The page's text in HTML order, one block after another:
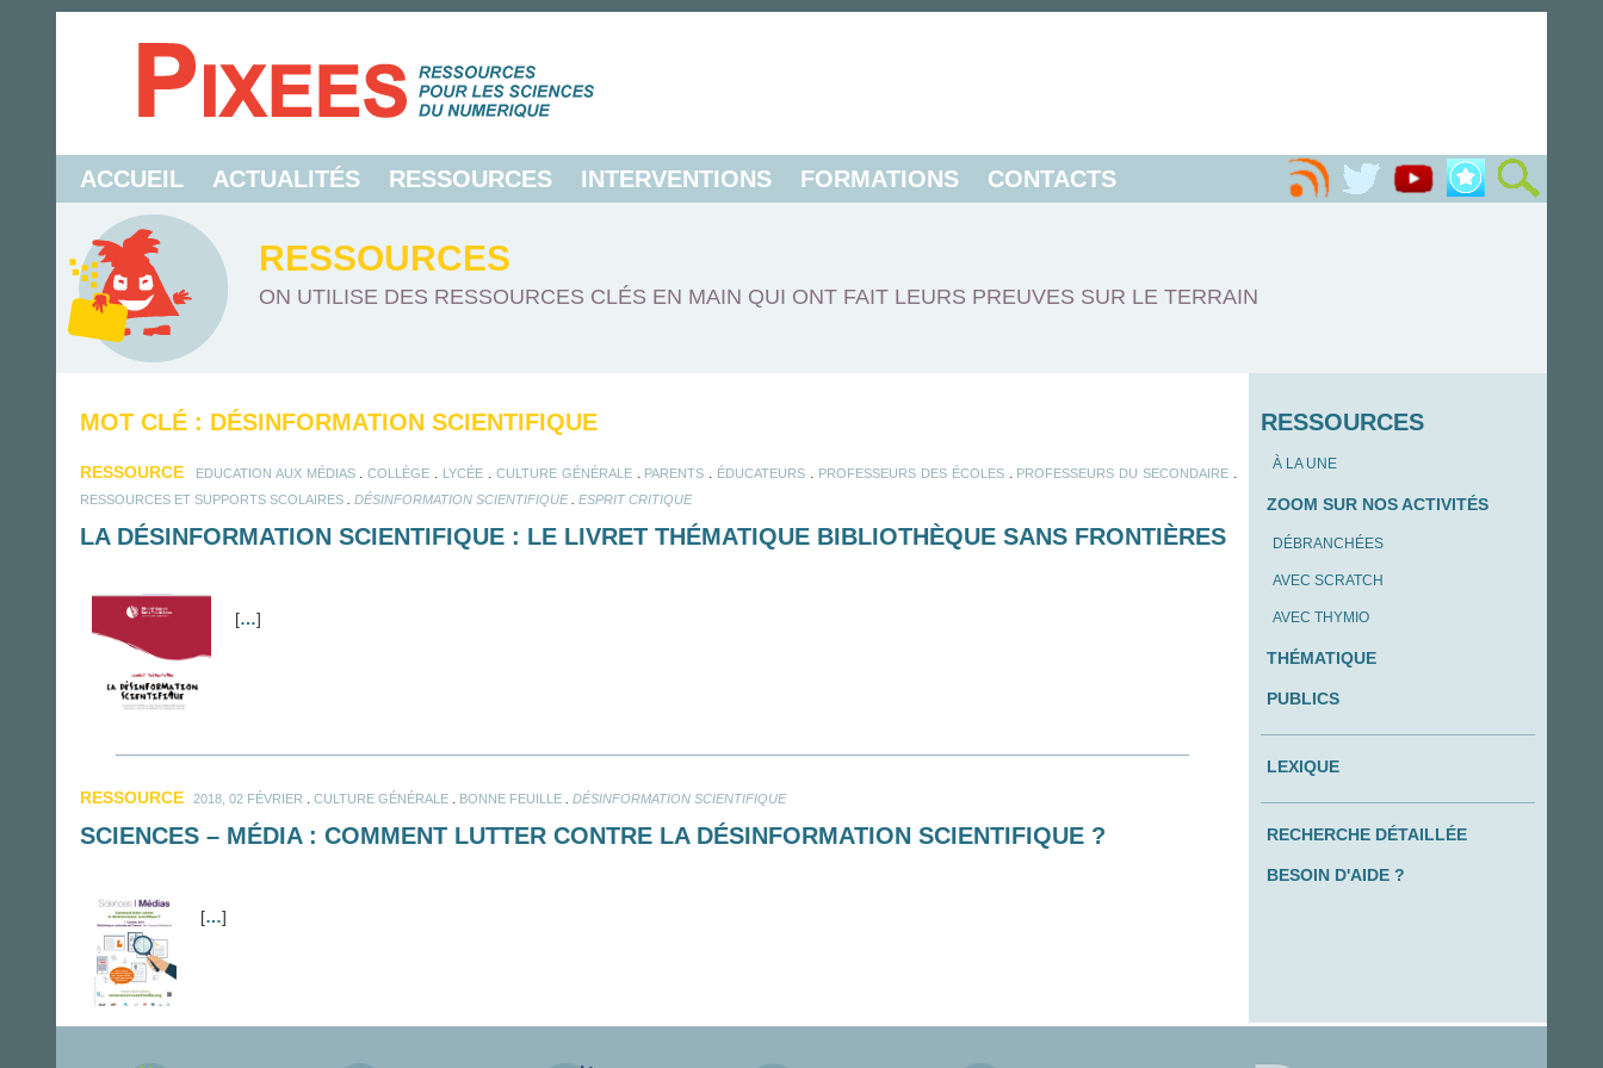
ACCUEIL ACTUALITÉS RESSOURCES INTERVENTIONS FORMATIONS CONTACTS
RESSOURCES
ON UTILISE DES RESSOURCES CLÉS EN MAIN QUI ONT FAIT LEURS PREUVES SUR LE TERRAIN
MOT CLÉ : DÉSINFORMATION SCIENTIFIQUE
RESSOURCE EDUCATION AUX MÉDIAS.COLLÈGE LYCÉE CULTURE GÉNÉRALE. PARENTS ÉDUCATEURS PROFESSEURS DES ÉCOLES. PROFESSEURS DU SECONDAIRE
RESSOURCES ET SUPPORTS SCOLAIRES DÉSINFORMATION SCIENTIFIQUE. ESPRIT CRITIQUE
LA DÉSINFORMATION SCIENTIFIQUE : LE LIVRET THÉMATIQUE BIBLIOTHÈQUE SANS FRONTIÈRES
[…]
RESSOURCE 2018, 02 FÉVRIER CULTURE GÉNÉRALE BONNE FEUILLE DÉSINFORMATION SCIENTIFIQUE
SCIENCES – MÉDIA : COMMENT LUTTER CONTRE LA DÉSINFORMATION SCIENTIFIQUE ?
[…]
RESSOURCES
À LA UNE
ZOOM SUR NOS ACTIVITÉS
DÉBRANCHÉES
AVEC SCRATCH
AVEC THYMIO
THÉMATIQUE
PUBLICS
LEXIQUE
RECHERCHE DÉTAILLÉE
BESOIN D'AIDE ?